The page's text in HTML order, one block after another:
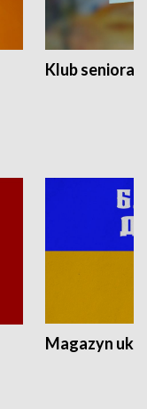
Klub seniora
Magazyn